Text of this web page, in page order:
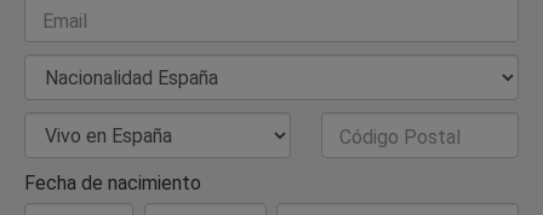
Email
Nacionalidad
País de Residencia
Código Postal
Fecha de nacimiento